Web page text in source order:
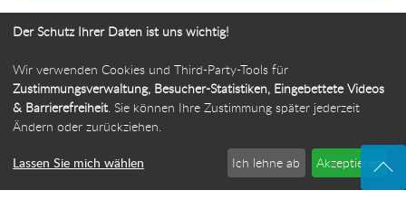
Ihr Weg zur Bürgerbeauftragten
© 2026 Die Bürgerbeauftragte des Freistaats Thüringen
Der Schutz Ihrer Daten ist uns wichtig!
Wir verwenden Cookies und Third-Party-Tools für
Zustimmungsverwaltung, Besucher-Statistiken, Eingebettete Videos
& Barrierefreiheit. Sie können Ihre Zustimmung später jederzeit
Ändern oder zurückziehen.
Lassen Sie mich wählen Ich lehne ab Akzeptieren